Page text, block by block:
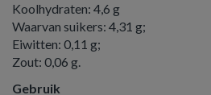
Koolhydraten: 4,6 g
Waarvan suikers: 4,31 g;
Eiwitten: 0,11 g;
Zout: 0,06 g.
Gebruik